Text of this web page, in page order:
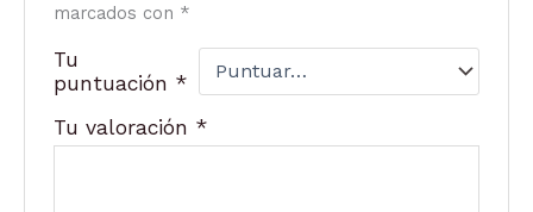
marcados con *
Tu
puntuación *
Tu valoración *